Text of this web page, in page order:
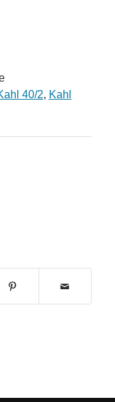
40/2, Kahl